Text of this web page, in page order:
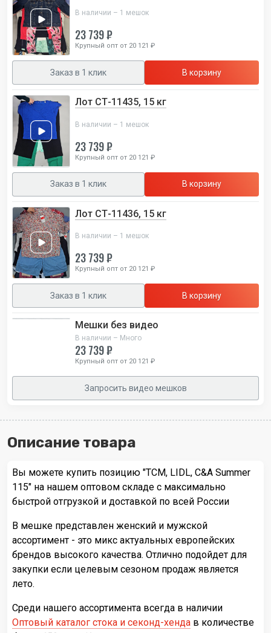
В наличии – 1 мешок
23 739 ₽
Крупный опт от 20 121 ₽
Заказ в 1 клик В корзину
Лот СТ-11435, 15 кг
В наличии – 1 мешок
23 739 ₽
Крупный опт от 20 121 ₽
Заказ в 1 клик В корзину
Лот СТ-11436, 15 кг
В наличии – 1 мешок
23 739 ₽
Крупный опт от 20 121 ₽
Заказ в 1 клик В корзину
Мешки без видео
В наличии – Много
23 739 ₽
Крупный опт от 20 121 ₽
Запросить видео мешков
Описание товара
Вы можете купить позицию "TCM, LIDL, C&A Summer
115" на нашем оптовом складе с максимально
быстрой отгрузкой и доставкой по всей России
В мешке представлен женский и мужской
ассортимент - это микс актуальных европейских
брендов высокого качества. Отлично подойдет для
закупки если целевым сезоном продаж является
лето.
Среди нашего ассортимента всегда в наличии
Оптовый каталог стока и секонд-хенда в количестве